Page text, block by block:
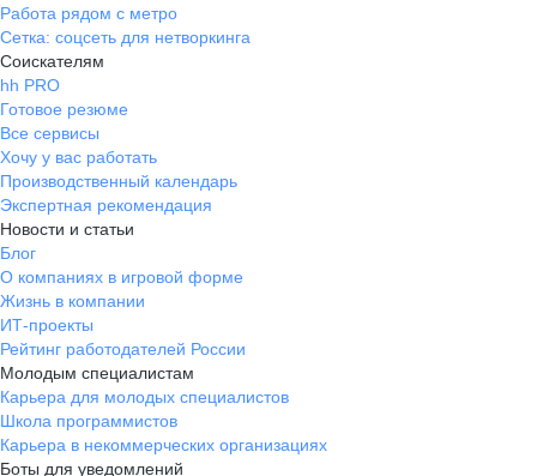
Работа рядом с метро
Сетка: соцсеть для нетворкинга
Соискателям
hh PRO
Готовое резюме
Все сервисы
Хочу у вас работать
Производственный календарь
Экспертная рекомендация
Новости и статьи
Блог
О компаниях в игровой форме
Жизнь в компании
ИТ-проекты
Рейтинг работодателей России
Молодым специалистам
Карьера для молодых специалистов
Школа программистов
Карьера в некоммерческих организациях
Боты для уведомлений